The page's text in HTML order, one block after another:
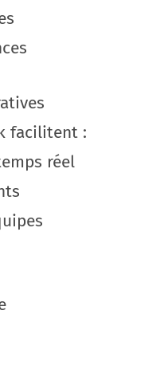
facilitent :
réel